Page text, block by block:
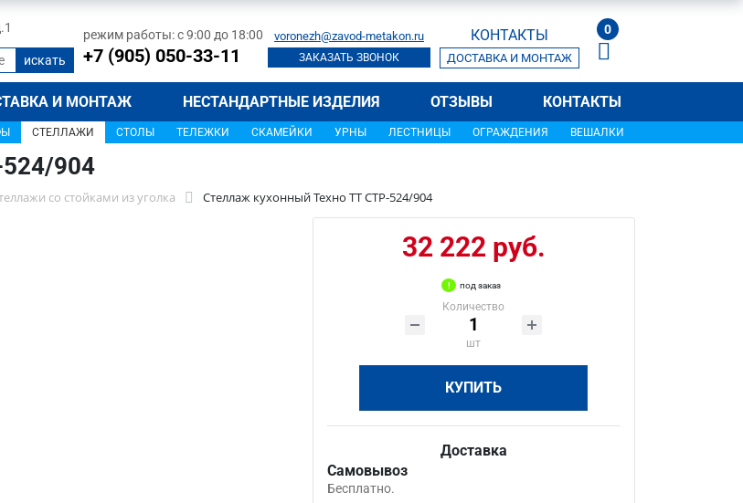
режим работы: с 9:00 до 18:00
+7 (905) 050-33-11
voronezh@zavod-metakon.ru
ЗАКАЗАТЬ ЗВОНОК
КОНТАКТЫ
ДОСТАВКА И МОНТАЖ
0
И МОНТАЖ НЕСТАНДАРТНЫЕ ИЗДЕЛИЯ ОТЗЫВЫ КОНТАКТЫ
СТЕЛЛАЖИ СТОЛЫ ТЕЛЕЖКИ СКАМЕЙКИ УРНЫ ЛЕСТНИЦЫ ОГРАЖДЕНИЯ ВЕШАЛКИ
904
со стойками из уголка Стеллаж кухонный Техно ТТ СТР-524/904
32 222 руб.
под заказ
Количество
шт
КУПИТЬ
Доставка
Самовывоз
Бесплатно.